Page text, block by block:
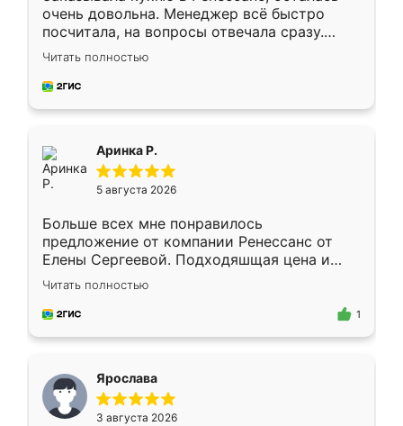
очень довольна. Менеджер всё быстро
посчитала, на вопросы отвечала сразу.
Замерщик приехал в субботу, подошёл к
делу со всей ответственностью. Собрали
за день, ребята работали аккуратно, даже
Читать полностью
Аринка Р.
5 августа 2026
Больше всех мне понравилось
предложение от компании Ренессанс от
Елены Сергеевой. Подходяшщая цена и
короткие сроки изготовления. Приехавший
для замера сотрудник Владислав
предложил по моему эскизу самый
Читать полностью
1
Ярослава
3 августа 2026